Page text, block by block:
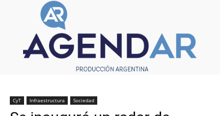
CyT Infraestructura Sociedad